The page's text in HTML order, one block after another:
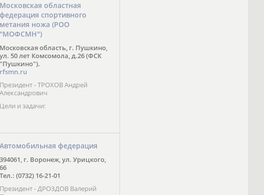
Московская областная
федерация спортивного
метания ножа (РОО
"МОФСМН")
Московская область, г. Пушкино,
ул. 50 лет Комсомола, д.26 (ФСК
"Пушкино").
rfsmn.ru
Президент - ТРОХОВ Андрей
Александрович
Цели и задачи:
Автомобильная федерация
394061, г. Воронеж, ул. Урицкого,
66
Тел.: (0732) 16-21-01
Президент - ДРОЗДОВ Валерий